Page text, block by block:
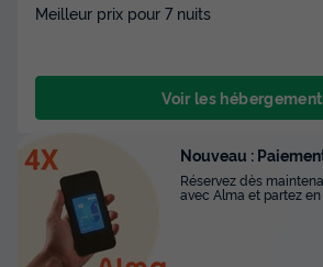
Meilleur prix pour 7 nuits
Voir les
Nouveau :
Réservez dès
avec Alma et partez